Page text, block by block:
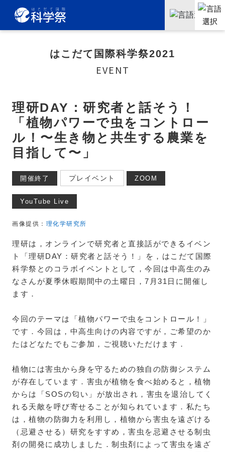
はこだて国際科学祭2021
EVENT
理研DAY：研究者と話そう！
「植物パワーで虫をコントロー
ル！〜生き物と共生する農業を
目指して〜」
開催終了 プレイベント ZOOM
YouTube Live
画像提供： 理化学研究所
理研は，オンラインで研究者と直接話ができるイベン
ト「理研DAY：研究者と話そう！」を，はこだて国際
科学祭とのコラボイベントとして，今回は中高生のみ
なさんが夏季休暇期間中の土曜日，7月31日に開催し
ます．
今回のテーマは「植物パワーで虫をコントロール！」
です．今回は，中高生向けの内容ですが，ご希望のか
たはどなたでもご参加，ご視聴いただけます．
植物には害虫から身を守るための独自の防御システム
が存在しています．害虫が植物を食べ始めると，植物
からは「SOSの匂い」が放出され，害虫を退治してく
れる天敵を呼び寄せることが知られています．私たち
は，植物の防御力を利用し，植物から害虫を遠ざける
（忌避させる）研究をすすめ，害虫を忌避させる制虫
剤の開発に成功しました．制虫剤によって害虫を遠ざ